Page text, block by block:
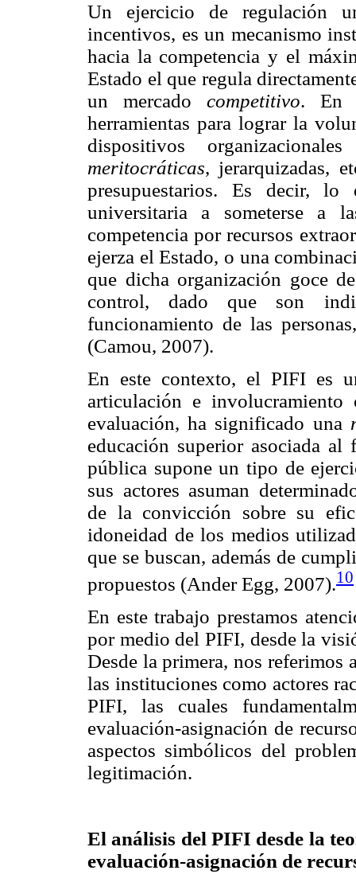
Un ejercicio de regulación
incentivos, es un mecanismo
hacia la competencia y el
Estado el que regula
un mercadocompetitivo. En
herramientas para lograr la
dispositivos
meritocráticas, jerarquizadas,
presupuestarios. Es decir,
universitaria a someterse a
competencia por recursos
ejerza el Estado, o una
que dicha organización goce
control, dado que son
funcionamiento de las
(Camou, 2007).
En este contexto, el PIFI es
articulación e involucramiento
evaluación, ha significado una
educación superior asociada
pública supone un tipo de
sus actores asuman
de la convicción sobre su
idoneidad de los medios
que se buscan, además de
propuestos (Ander Egg, 2007).10
En este trabajo prestamos
por medio del PIFI, desde la
Desde la primera, nos referimos
las instituciones como actores
PIFI, las cuales
evaluación-asignación de
aspectos simbólicos del
legitimación.
El análisis del PIFI desde la
evaluación-asignación de